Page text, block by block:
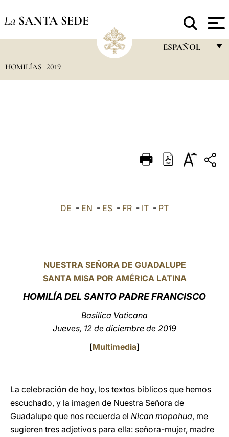
La SANTA SEDE
ESPAÑOL
DEUTSCH
العربيّة
HOMILÍAS 2019
DE - EN - ES - FR - IT - PT
NUESTRA SEÑORA DE GUADALUPE
SANTA MISA POR AMÉRICA LATINA
HOMILÍA DEL SANTO PADRE FRANCISCO
Basílica Vaticana
Jueves, 12 de diciembre de 2019
[Multimedia]
La celebración de hoy, los textos bíblicos que hemos
escuchado, y la imagen de Nuestra Señora de
Guadalupe que nos recuerda el Nican mopohua, me
sugieren tres adjetivos para ella: señora-mujer, madre